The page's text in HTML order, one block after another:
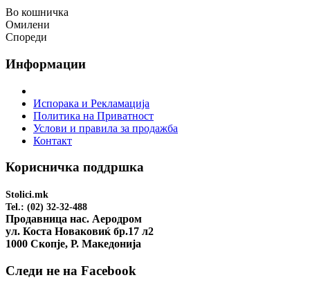
Во кошничка
Омилени
Спореди
Информации
Испорака и Рекламација
Политика на Приватност
Услови и правила за продажба
Контакт
Корисничка поддршка
Stolici.mk
Tel.: (02) 32-32-488
Продавница нас. Аеродром
ул. Коста Новаковиќ бр.17 л2
1000 Скопје, Р. Македонија
Следи не на Facebook